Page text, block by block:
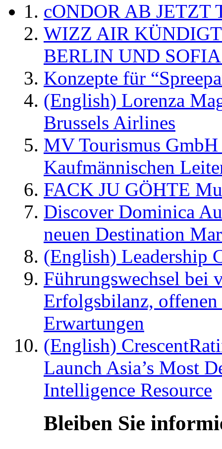
cONDOR AB
WIZZ AIR
BERLIN UND
Konzepte für
(English) Lorenza
Brussels Airlines
MV Tourismus
Kaufmännischen
FACK JU GÖHTE
Discover Dominica
neuen Destination
(English) Leadership
Führungswechsel bei
Erfolgsbilanz,
Erwartungen
(English)
Launch Asia’s Most
Intelligence Resource
Bleiben Sie